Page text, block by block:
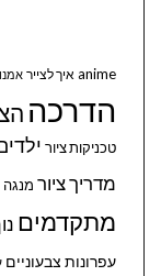
anime איך לצייר
הדרכה
טכניקות ציור
מדריך ציור מנגה
מתקדמים
עפרונות צבעוניים